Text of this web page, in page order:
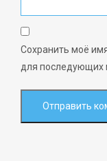
Сохранить моё
для последующих